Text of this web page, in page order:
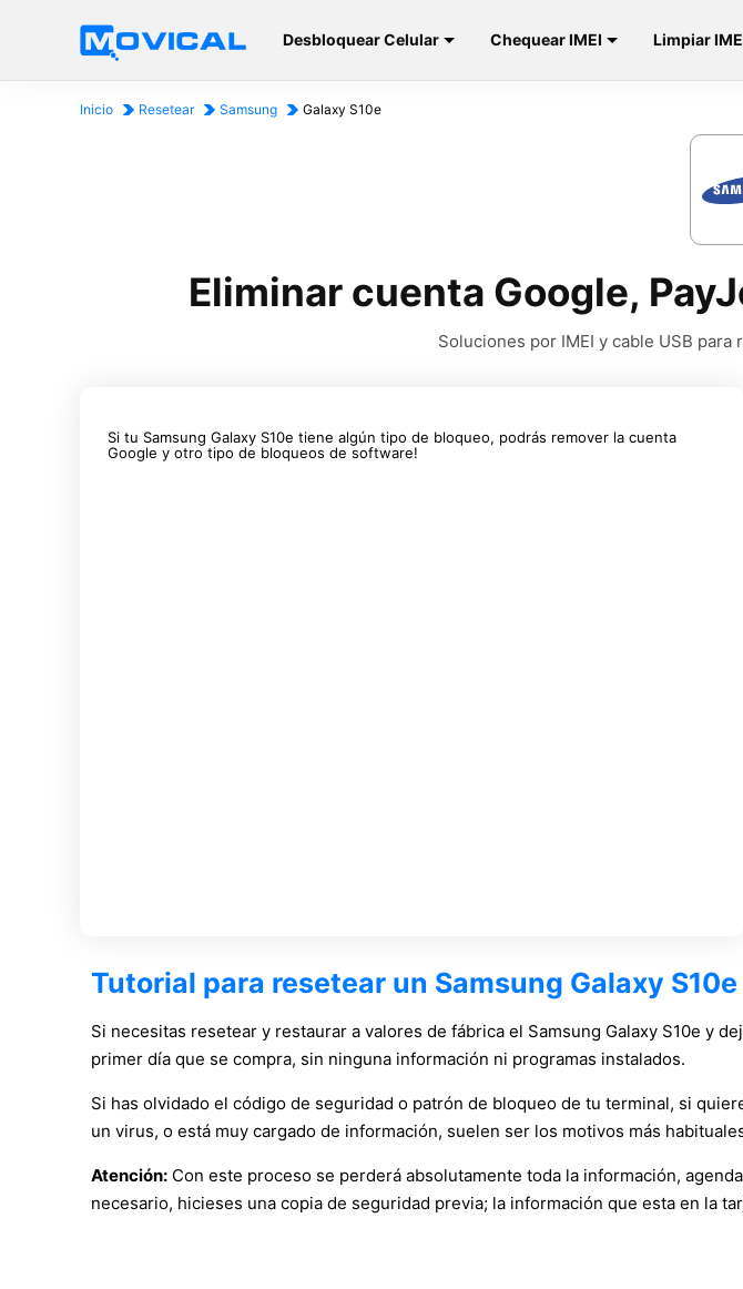
Desbloquear Celular Chequear IMEI Limpiar
Inicio Resetear Samsung Galaxy S10e
Eliminar cuenta Google,
Soluciones por IMEI y cable USB
Si tu Samsung Galaxy S10e tiene algún tipo de bloqueo, podrás remover la cuenta
Google y otro tipo de bloqueos de software!
Tutorial para resetear un Samsung Galaxy S10e
Si necesitas resetear y restaurar a valores de fábrica el Samsung Galaxy S10e y
primer día que se compra, sin ninguna información ni programas instalados.
Si has olvidado el código de seguridad o patrón de bloqueo de tu terminal, si
un virus, o está muy cargado de información, suelen ser los motivos más
Atención: Con este proceso se perderá absolutamente toda la información,
necesario, hicieses una copia de seguridad previa; la información que esta en la